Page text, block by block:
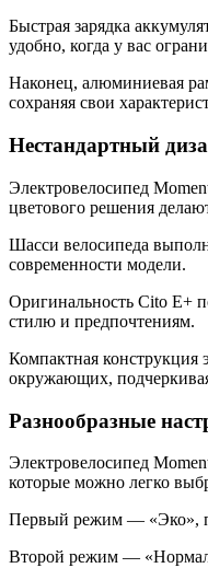
Быстрая зарядка
удобно, когда у вас
Наконец, алюминиевая
сохраняя свои
Нестандартный
Электровелосипед
цветового решения
Шасси велосипеда
современности модели.
Оригинальность Cito E+
стилю и предпочтениям.
Компактная конструкция
окружающих,
Разнообразные
Электровелосипед
которые можно легко
Первый режим — «Эко»,
Второй режим —